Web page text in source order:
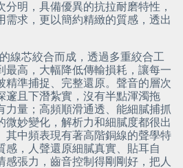
明，具備優異的抗拉耐磨特性，
需求，更以簡約精緻的質感，透出
線芯絞合而成，透過多重絞合工
最高，大幅降低傳輸損耗，讓每一
精準捕捉、完整還原。聲音的層次
邃且下潛紮實，沒有半點渾濁拖
力量；高頻順滑通透、能細膩捕抓
微妙變化，解析力和細膩度都很出
其中頻表現有著高階銅線的聲學特
感，人聲還原細膩真實、貼耳自
感張力，齒音控制得剛剛好，把人